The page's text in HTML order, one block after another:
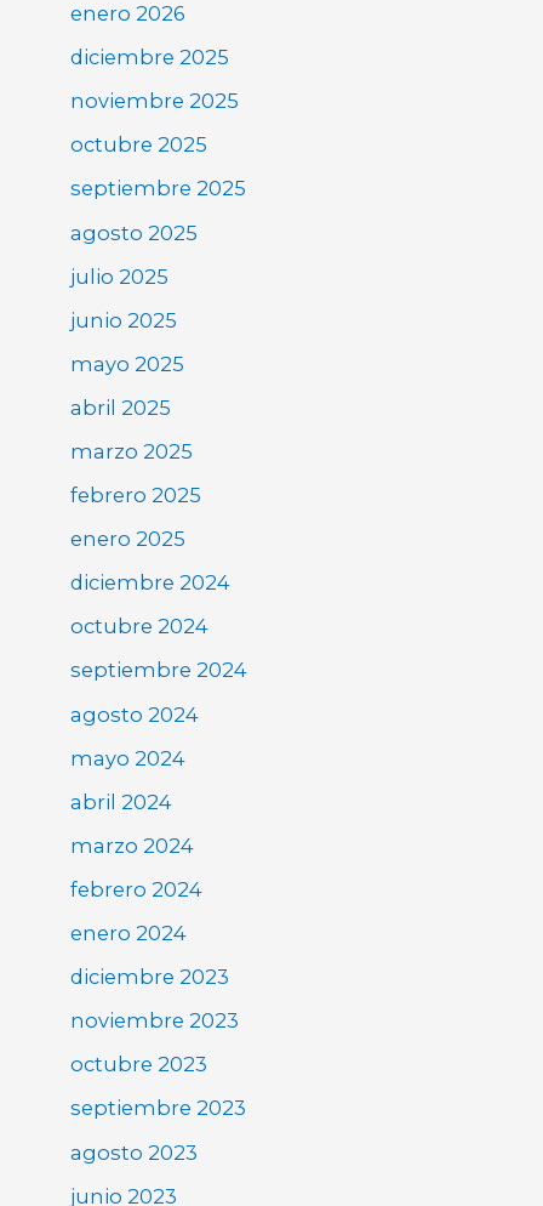
enero 2026
diciembre 2025
noviembre 2025
octubre 2025
septiembre 2025
agosto 2025
julio 2025
junio 2025
mayo 2025
abril 2025
marzo 2025
febrero 2025
enero 2025
diciembre 2024
octubre 2024
septiembre 2024
agosto 2024
mayo 2024
abril 2024
marzo 2024
febrero 2024
enero 2024
diciembre 2023
noviembre 2023
octubre 2023
septiembre 2023
agosto 2023
junio 2023